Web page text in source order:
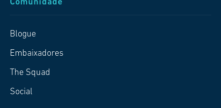
Comunidade
Blogue
Embaixadores
The Squad
Social